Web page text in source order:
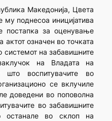
Македонија, Цвета
поднесоа иницијатива
за оценување
актот означен во точката
системот на забавишните
на Владата на
што воспитувачите во
се вклучиле
доведени во поповолна
во забавишните
останале во склоп на